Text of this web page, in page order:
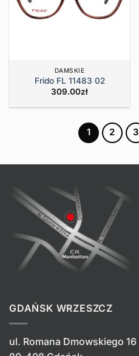
DAMSKIE
Frido FL 11483 02
309.00zł
1 2 3
GDAŃSK WRZESZCZ
ul. Romana Dmowskiego 16